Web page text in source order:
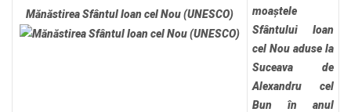
Mănăstirea Sfântul Ioan cel Nou (UNESCO)
moaștele
Sfântului Ioan
cel Nou aduse la
Suceava de
Alexandru cel
Bun în anul